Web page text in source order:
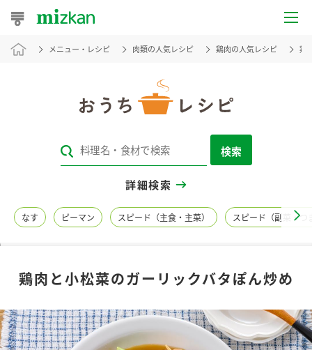
おうちレシピ
レシピカテゴリ一覧
レシピ名特集
商品情報
商品カテゴリ
メニュー・レシピ 肉類の人気レシピ 鶏肉の人気レシピ 鶏
検索
詳細検索
なす ピーマン スピード（主食・主菜） スピード（副菜・つ
鶏肉と小松菜のガーリックバタぽん炒め